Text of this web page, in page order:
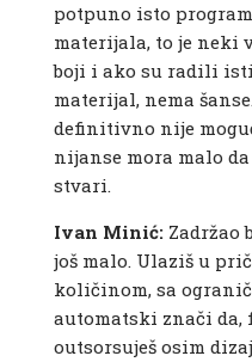
potpuno isto
materijala, to je neki
boji i ako su radili
materijal, nema
definitivno nije
nijanse mora malo
stvari.
Ivan Minić: Zadržao
još malo. Ulaziš u
količinom, sa
automatski znači
outsorsuješ osim